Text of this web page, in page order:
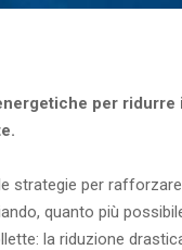
per
strategie per
quanto più
la riduzione